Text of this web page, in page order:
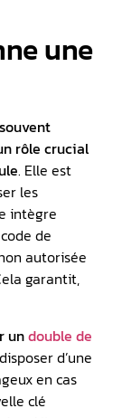
une
rôle crucial
. Elle est
les
intègre
de
autorisée
garantit,
undouble de
d’une
en cas
clé